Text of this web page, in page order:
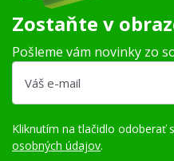
Zostaňte v
Pošleme vám novinky zo
Kliknutím na tlačidlo odoberať
osobných údajov.